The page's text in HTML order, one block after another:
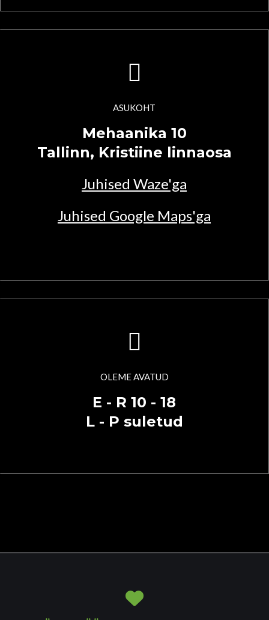
ASUKOHT
Mehaanika 10
Tallinn, Kristiine linnaosa
Juhised Waze'ga
Juhised Google Maps'ga
OLEME AVATUD
E - R 10 - 18
L - P suletud